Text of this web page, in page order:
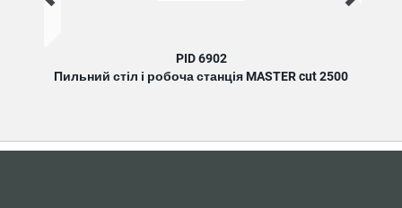
PID 6902
Пильний стіл і робоча станція MASTER cut 2500